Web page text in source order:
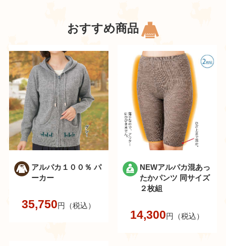
おすすめ商品
アルパカ１００％ パ
ーカー
35,750円（税込）
NEWアルパカ混あっ
たかパンツ 同サイズ
２枚組
14,300円（税込）